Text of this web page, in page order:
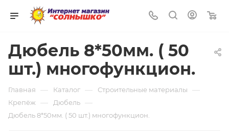
Дюбель 8*50мм. ( 50
шт.) многофункцион.
Главная — Каталог — Строительные материалы —
Крепёж — Дюбель —
Дюбель 8*50мм. ( 50 шт.) многофункцион.